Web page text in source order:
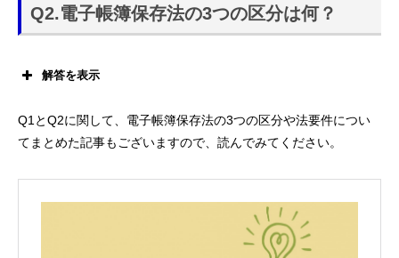
国税関係帳簿書類を、電子データ
として保存することを認めた法律
Q2.電子帳簿保存法の3つの区分は何？
解答を表示
存」です。
電子帳簿等保存：電子的に作成した帳簿・決算関係
書類をデータのまま保存
：紙で受領・作成した書類をスキャン
Q1とQ2に関して、電子帳簿保存法の3つの区分や法要件につい
てまとめた記事もございますので、読んでみてください。